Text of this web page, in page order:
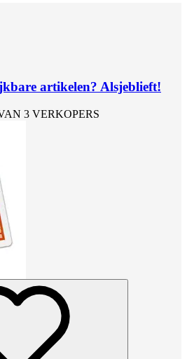
artikelen? Alsjeblieft!
3 VERKOPERS